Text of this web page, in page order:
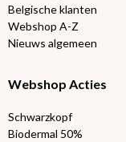
Belgische klanten
Webshop A-Z
Nieuws algemeen
Webshop Acties
Schwarzkopf
Biodermal 50%